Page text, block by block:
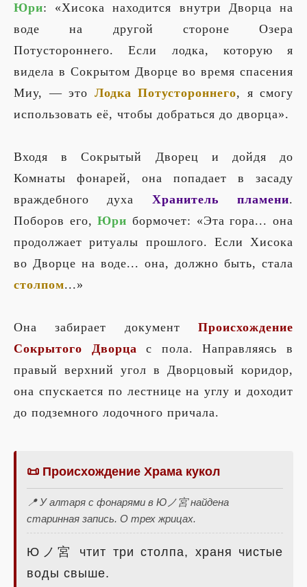
Юри: «Хисока находится внутри Дворца на
воде на другой стороне Озера
Потустороннего. Если лодка, которую я
видела в Сокрытом Дворце во время спасения
Миу, — это Лодка Потустороннего, я смогу
использовать её, чтобы добраться до дворца».
Входя в Сокрытый Дворец и дойдя до
Комнаты фонарей, она попадает в засаду
враждебного духа Хранитель пламени.
Поборов его,Юри бормочет: «Эта гора... она
продолжает ритуалы прошлого. Если Хисока
во Дворце на воде... она, должно быть, стала
столпом...»
Она забирает документ Происхождение
Сокрытого Дворца с пола. Направляясь в
правый верхний угол в Дворцовый коридор,
она спускается по лестнице на углу и доходит
до подземного лодочного причала.
📜 Происхождение Храма кукол
📍 У алтаря с фонарями в Юノ宮 найдена
старинная запись. О трех жрицах.
Юノ宮 чтит три столпа, храня чистые
воды свыше.